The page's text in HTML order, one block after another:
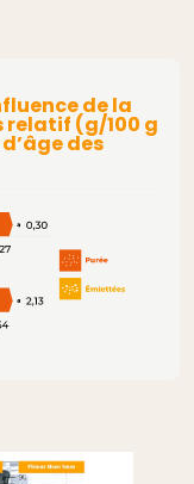
de la
relatif (g/100 g
des